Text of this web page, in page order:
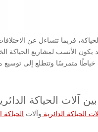
فربما تتساءل عن
الأنسب لمشاريع الحياكة
متمرسًا وتتطلع إلى توسيع
بين آلات الحياكة
الحياكة الدائرية وآلات